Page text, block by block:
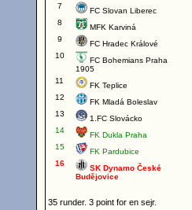
7
FC Slovan Liberec
8
MFK Karviná
9
FC Hradec Králové
10
FC Bohemians Praha
1905
11
FK Teplice
12
FK Mladá Boleslav
13
1.FC Slovácko
14
FK Dukla Praha
15
FK Pardubice
16
SK Dynamo České
Budějovice
35 runder. 3 point for en sejr.